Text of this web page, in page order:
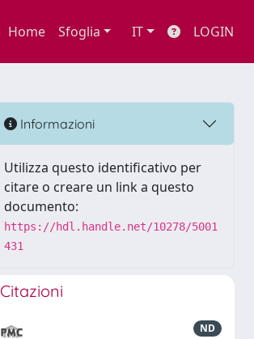
Home Sfoglia IT LOGIN
Informazioni
Utilizza questo identificativo per
citare o creare un link a questo
documento:
https://hdl.handle.net/10278/5001
431
Citazioni
ND